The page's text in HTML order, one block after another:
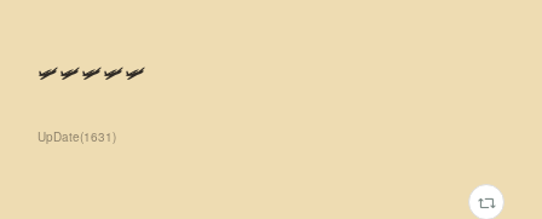
🛩🛩🛩🛩🛩
UpDate(1631)